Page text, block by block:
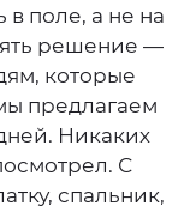
поле, а не на
решение —
которые
предлагаем
Никаких
С
спальник,